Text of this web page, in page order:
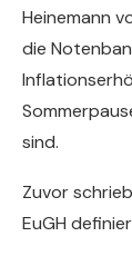
Heinemann
die
sind.
Zuvor
EuGH